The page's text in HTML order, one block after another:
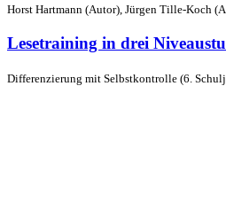
Horst Hartmann (Autor), Jürgen Tille-Koch
Lesetraining in drei
Differenzierung mit Selbstkontrolle (6.